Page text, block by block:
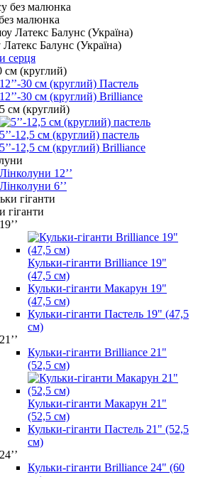
малюнка
Балунс (Україна)
серця
см (круглий)
12’’-30 см (круглий) Пастель
12’’-30 см (круглий) Brilliance
см (круглий)
5’’-12,5 см (круглий) пастель
5’’-12,5 см (круглий) Brilliance
Лінколуни 12ʼʼ
Лінколуни 6ʼʼ
гіганти
19’’
Кульки-гіганти Brilliance 19"
(47,5 см)
Кульки-гіганти Макарун 19"
(47,5 см)
Кульки-гіганти Пастель 19" (47,5
см)
21’’
Кульки-гіганти Brilliance 21"
(52,5 см)
Кульки-гіганти Макарун 21"
(52,5 см)
Кульки-гіганти Пастель 21" (52,5
см)
24’’
Кульки-гіганти Brilliance 24" (60